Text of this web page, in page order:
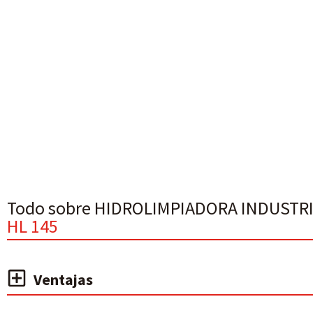
Todo sobre HIDROLIMPIADORA
HL 145
Ventajas